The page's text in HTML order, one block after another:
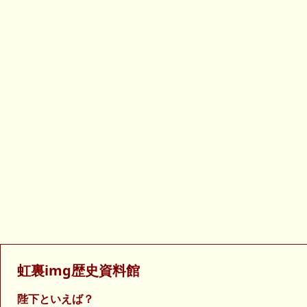
虹裏img歴史資料館
陛下といえば？